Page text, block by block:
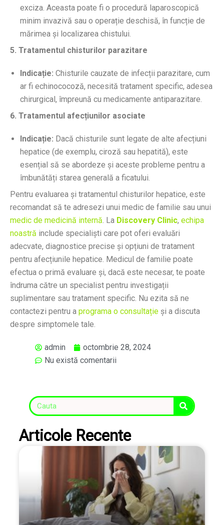
exciza. Aceasta poate fi o procedură laparoscopică
minim invazivă sau o operație deschisă, în funcție de
mărimea și localizarea chistului.
5. Tratamentul chisturilor parazitare
Indicație: Chisturile cauzate de infecții parazitare, cum
ar fi echinococoză, necesită tratament specific, adesea
chirurgical, împreună cu medicamente antiparazitare.
6. Tratamentul afecțiunilor asociate
Indicație: Dacă chisturile sunt legate de alte afecțiuni
hepatice (de exemplu, ciroză sau hepatită), este
esențial să se abordeze și aceste probleme pentru a
îmbunătăți starea generală a ficatului.
Pentru evaluarea și tratamentul chisturilor hepatice, este
recomandat să te adresezi unui medic de familie sau unui
medic de medicină internă. La Discovery Clinic, echipa
noastră include specialiști care pot oferi evaluări
adecvate, diagnostice precise și opțiuni de tratament
pentru afecțiunile hepatice. Medicul de familie poate
efectua o primă evaluare și, dacă este necesar, te poate
îndruma către un specialist pentru investigații
suplimentare sau tratament specific. Nu ezita să ne
contactezi pentru a programa o consultație și a discuta
despre simptomele tale.
admin
octombrie 28, 2024
Nu există comentarii
Articole Recente